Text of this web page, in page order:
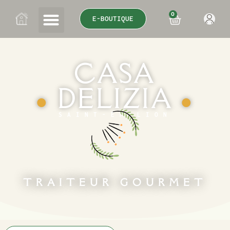
E-BOUTIQUE
0
CASA
● DELIZIA ●
SAINT-ÉMILION
TRAITEUR GOURMET